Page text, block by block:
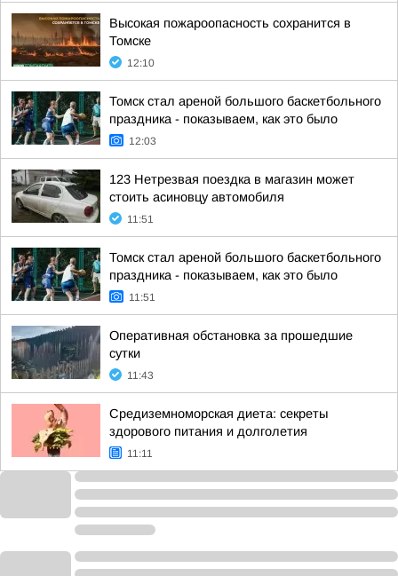
Высокая пожароопасность сохранится в
Томске
12:10
Томск стал ареной большого баскетбольного
праздника - показываем, как это было
12:03
123 Нетрезвая поездка в магазин может
стоить асиновцу автомобиля
11:51
Томск стал ареной большого баскетбольного
праздника - показываем, как это было
11:51
Оперативная обстановка за прошедшие
сутки
11:43
Средиземноморская диета: секреты
здорового питания и долголетия
11:11